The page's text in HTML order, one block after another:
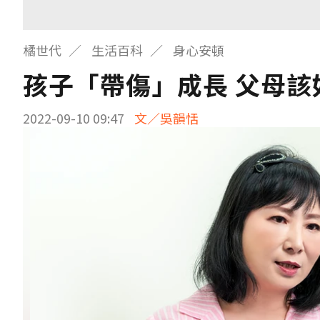
橘世代 生活百科 身心安頓
孩子「帶傷」成長 父母
2022-09-10 09:47 文／吳韻恬